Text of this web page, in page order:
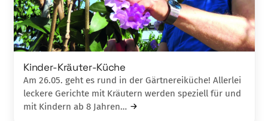
Kinder-Kräuter-Küche
Am 26.05. geht es rund in der Gärtnereiküche! Allerlei
leckere Gerichte mit Kräutern werden speziell für und
mit Kindern ab 8 Jahren…